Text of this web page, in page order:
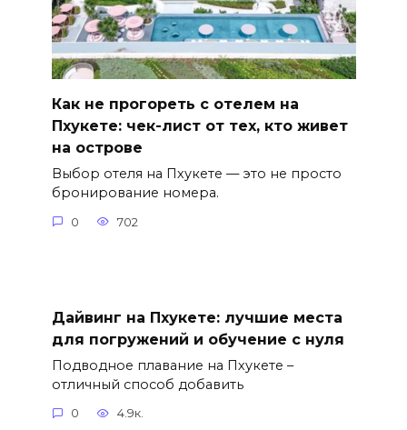
Как не прогореть с отелем на
Пхукете: чек-лист от тех, кто живет
на острове
Выбор отеля на Пхукете — это не просто
бронирование номера.
0 702
Дайвинг на Пхукете: лучшие места
для погружений и обучение с нуля
Подводное плавание на Пхукете –
отличный способ добавить
0 4.9к.